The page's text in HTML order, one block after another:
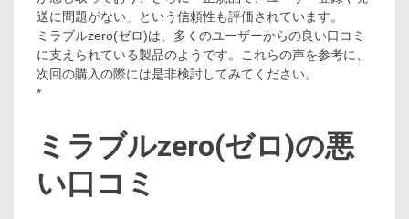
送に問題がない」という信頼性も評価されています。
ミラブルzero(ゼロ)は、多くのユーザーからの良い口コミ
に支えられている製品のようです。これらの声を参考に、
次回の購入の際には是非検討してみてください。
*
ミラブルzero(ゼロ)の悪
い口コミ